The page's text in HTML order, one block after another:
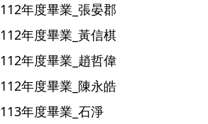
112年度畢業_張晏郡
112年度畢業_黃信棋
112年度畢業_趙哲偉
112年度畢業_陳永皓
113年度畢業_石淨